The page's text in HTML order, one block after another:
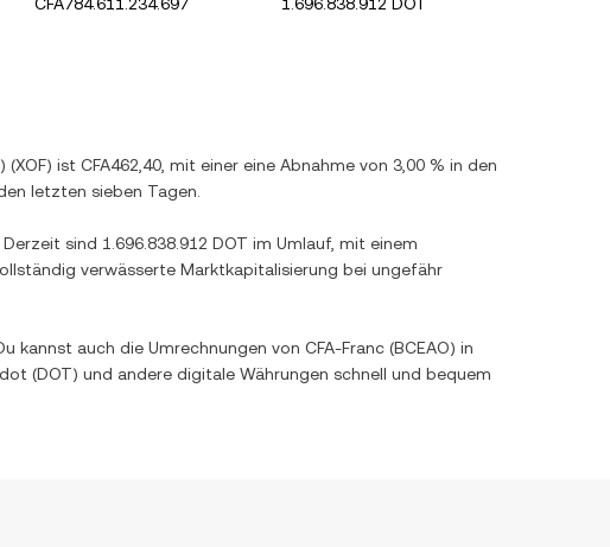
(XOF) ist CFA462,40 , mit einer eine Abnahme von 3,00 % in den
letzten sieben Tagen.
. Derzeit sind 1.696.838.912 DOT im Umlauf, mit einem
verwässerte Marktkapitalisierung bei ungefähr
kannst auch die Umrechnungen von CFA-Franc (BCEAO) in
(DOT) und andere digitale Währungen schnell und bequem